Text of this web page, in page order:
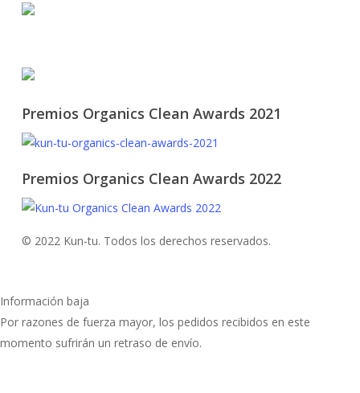
Premios Organics Clean Awards 2021
Premios Organics Clean Awards 2022
© 2022 Kun-tu. Todos los derechos reservados.
Información baja
Por razones de fuerza mayor, los pedidos recibidos en este
momento sufrirán un retraso de envío.